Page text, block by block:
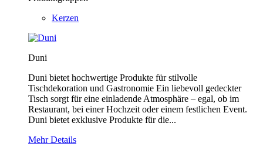
Kerzen
Duni
Duni bietet hochwertige Produkte für stilvolle
Tischdekoration und Gastronomie Ein liebevoll gedeckter
Tisch sorgt für eine einladende Atmosphäre – egal, ob im
Restaurant, bei einer Hochzeit oder einem festlichen Event.
Duni bietet exklusive Produkte für die...
Mehr Details